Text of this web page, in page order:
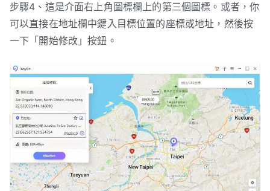
步驟4、這是介面右上角圖標欄上的第三個圖標。或者，你
可以直接在地址欄中鍵入目標位置的座標或地址，然後按
一下「開始修改」按鈕。